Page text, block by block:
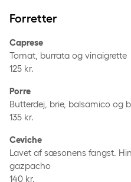
Forretter
Caprese
Tomat, burrata og vinaigrette
125 kr.
Porre
Butterdej, brie, balsamico og
135 kr.
Ceviche
Lavet af sæsonens fangst.
gazpacho
140 kr.